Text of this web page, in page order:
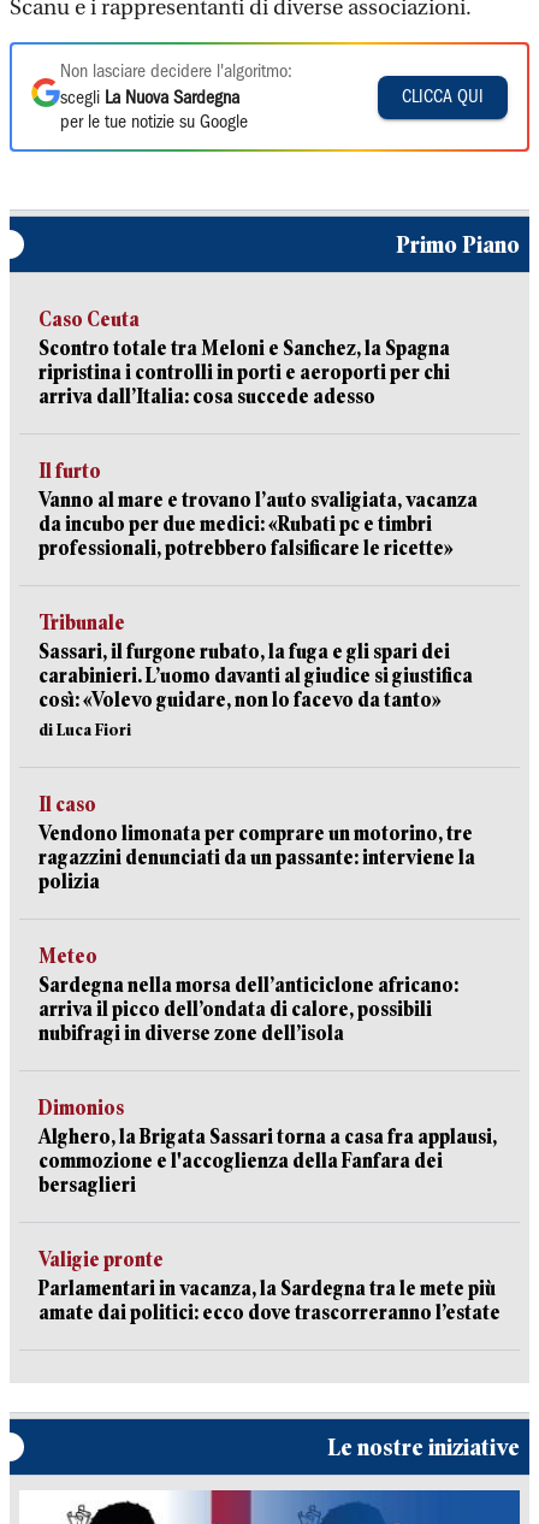
Scanu e i rappresentanti di diverse associazioni.
Non lasciare decidere l'algoritmo:
scegli La Nuova Sardegna
per le tue notizie su Google
CLICCA QUI
Primo Piano
Caso Ceuta
Scontro totale tra Meloni e Sanchez, la Spagna
ripristina i controlli in porti e aeroporti per chi
arriva dall’Italia: cosa succede adesso
Il furto
Vanno al mare e trovano l’auto svaligiata, vacanza
da incubo per due medici: «Rubati pc e timbri
professionali, potrebbero falsificare le ricette»
Tribunale
Sassari, il furgone rubato, la fuga e gli spari dei
carabinieri. L’uomo davanti al giudice si giustifica
così: «Volevo guidare, non lo facevo da tanto»
di Luca Fiori
Il caso
Vendono limonata per comprare un motorino, tre
ragazzini denunciati da un passante: interviene la
polizia
Meteo
Sardegna nella morsa dell’anticiclone africano:
arriva il picco dell’ondata di calore, possibili
nubifragi in diverse zone dell’isola
Dimonios
Alghero, la Brigata Sassari torna a casa fra applausi,
commozione e l'accoglienza della Fanfara dei
bersaglieri
Valigie pronte
Parlamentari in vacanza, la Sardegna tra le mete più
amate dai politici: ecco dove trascorreranno l’estate
Le nostre iniziative